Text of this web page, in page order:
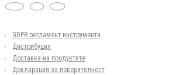
GDPR регламент инструменти
Дистрибуция
Доставка на продуктите
Декларация за поверителност